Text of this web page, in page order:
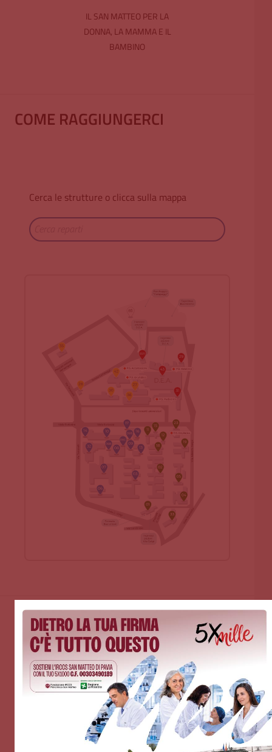
IL SAN MATTEO PER LA
DONNA, LA MAMMA E IL
BAMBINO
COME RAGGIUNGERCI
Cerca le strutture o clicca sulla mappa
VIDEOGALLERY - LA PAROLA
AGLI SPECIALISTI DEL SAN
MATTEO